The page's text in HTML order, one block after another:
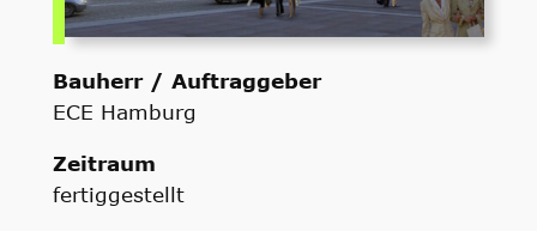
Bauherr / Auftraggeber
ECE Hamburg
Zeitraum
fertiggestellt